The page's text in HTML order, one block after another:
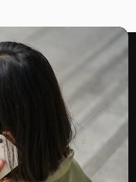
公司
定價
關於我們
評論
工作機會